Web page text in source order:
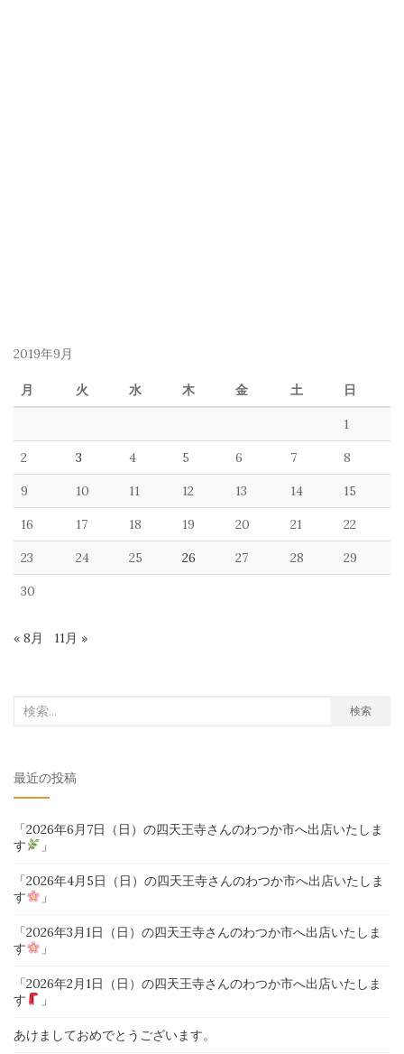
2019年9月
月 火 水 木 金 土 日
1
2 3 4 5 6 7 8
9 10 11 12 13 14 15
16 17 18 19 20 21 22
23 24 25 26 27 28 29
30
« 8月 11月 »
検
象:
検索
最近の投稿
「2026年6月7日（日）の四天王寺さんのわつか市へ出店いたしま
す
」
「2026年4月5日（日）の四天王寺さんのわつか市へ出店いたしま
す
」
「2026年3月1日（日）の四天王寺さんのわつか市へ出店いたしま
す
」
「2026年2月1日（日）の四天王寺さんのわつか市へ出店いたしま
す
」
あけましておめでとうございます。